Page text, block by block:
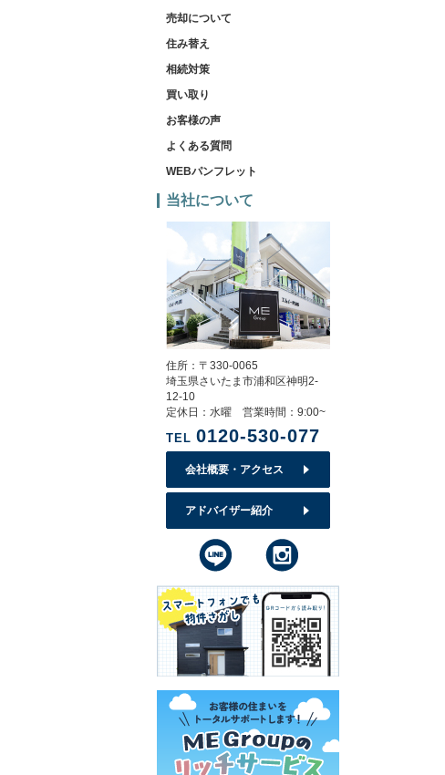
売却について
住み替え
相続対策
買い取り
お客様の声
よくある質問
WEBパンフレット
当社について
住所：〒330-0065
埼玉県さいたま市浦和区神明2-
12-10
定休日：水曜 営業時間：9:00~
TEL 0120-530-077
会社概要・アクセス
アドバイザー紹介